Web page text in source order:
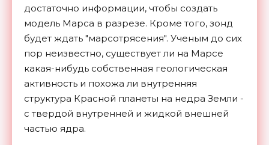
достаточно информации, чтобы создать
модель Марса в разрезе. Кроме того, зонд
будет ждать "марсотрясения". Ученым до сих
пор неизвестно, существует ли на Марсе
какая-нибудь собственная геологическая
активность и похожа ли внутренняя
структура Красной планеты на недра Земли -
с твердой внутренней и жидкой внешней
частью ядра.